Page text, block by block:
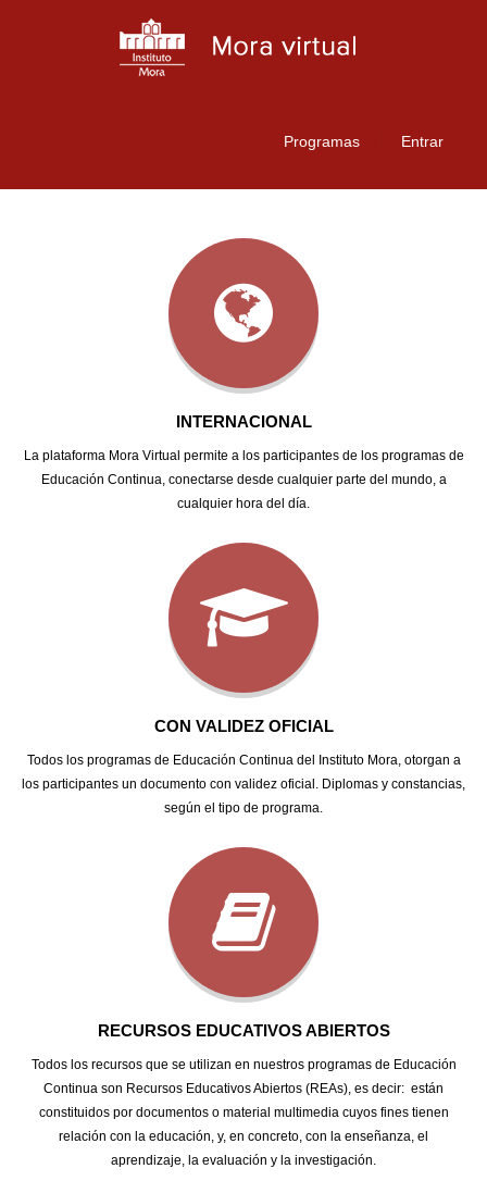
Programas Entrar
INTERNACIONAL
La plataforma Mora Virtual permite a los participantes de los programas de
Educación Continua, conectarse desde cualquier parte del mundo, a
cualquier hora del día.
CON VALIDEZ OFICIAL
Todos los programas de Educación Continua del Instituto Mora, otorgan a
los participantes un documento con validez oficial. Diplomas y constancias,
según el tipo de programa.
RECURSOS EDUCATIVOS ABIERTOS
Todos los recursos que se utilizan en nuestros programas de Educación
Continua son Recursos Educativos Abiertos (REAs), es decir: están
constituidos por documentos o material multimedia cuyos fines tienen
relación con la educación, y, en concreto, con la enseñanza, el
aprendizaje, la evaluación y la investigación.